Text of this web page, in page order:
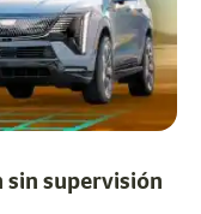
sin supervisión